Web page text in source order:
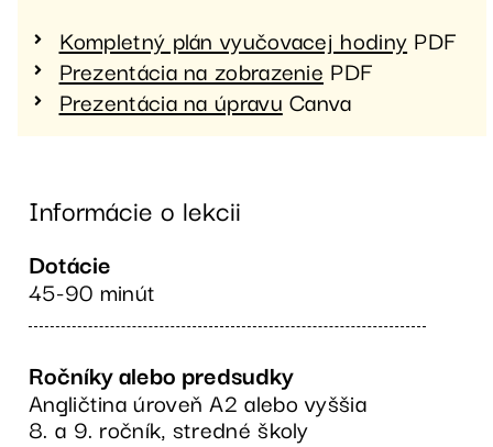
Kompletný plán vyučovacej hodiny PDF
Prezentácia na zobrazenie PDF
Prezentácia na úpravu Canva
Informácie o lekcii
Dotácie
45-90 minút
Ročníky alebo predsudky
Angličtina úroveň A2 alebo vyššia
8. a 9. ročník, stredné školy